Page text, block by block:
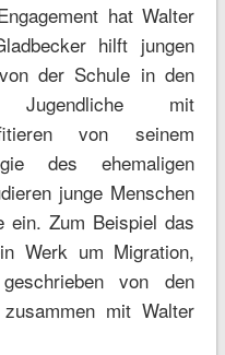
hat Walter
hilft jungen
der Schule in den
mit
von seinem
des ehemaligen
junge Menschen
ein. Zum Beispiel das
Werk um Migration,
von den
mit Walter